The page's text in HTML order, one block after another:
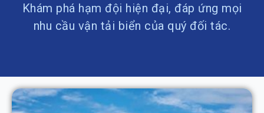
Khám phá hạm đội hiện đại, đáp ứng mọi
nhu cầu vận tải biển của quý đối tác.